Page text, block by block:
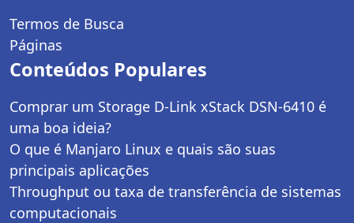
Termos de Busca
Páginas
Conteúdos Populares
Comprar um Storage D-Link xStack DSN-6410 é
uma boa ideia?
O que é Manjaro Linux e quais são suas
principais aplicações
Throughput ou taxa de transferência de sistemas
computacionais